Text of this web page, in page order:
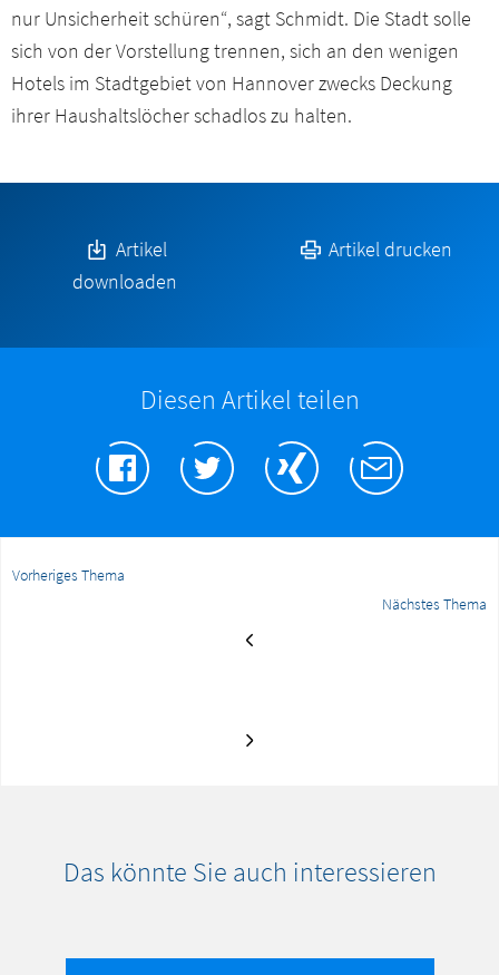
nur Unsicherheit schüren“, sagt Schmidt. Die Stadt solle
sich von der Vorstellung trennen, sich an den wenigen
Hotels im Stadtgebiet von Hannover zwecks Deckung
ihrer Haushaltslöcher schadlos zu halten.
Artikel
downloaden
Artikel drucken
Diesen Artikel teilen
Vorheriges Thema
Nächstes Thema
Das könnte Sie auch interessieren